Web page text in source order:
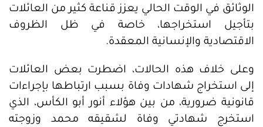
الوثائق في الوقت الحالي يعزز قناعة كثير من العائلات
بتأجيل استخراجها، خاصة في ظل الظروف
الاقتصادية والإنسانية المعقدة.
وعلى خلاف هذه الحالات، اضطرت بعض العائلات
إلى استخراج شهادات وفاة بسبب ارتباطها بإجراءات
قانونية ضرورية، من بين هؤلاء أنور أبو الكأس، الذي
استخرج شهادتي وفاة لشقيقه محمد وزوجته